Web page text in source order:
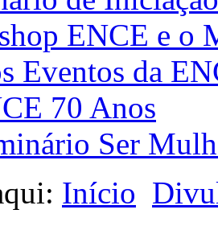
ENCE e o
Eventos da
70 Anos
Ser
Início